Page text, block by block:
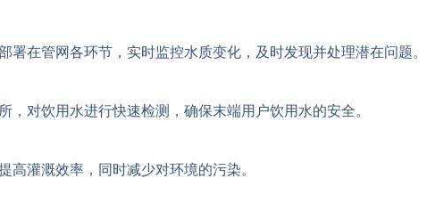
在管网各环节，实时监控水质变化，及时发现并处理潜在问题。
对饮用水进行快速检测，确保末端用户饮用水的安全。
灌溉效率，同时减少对环境的污染。